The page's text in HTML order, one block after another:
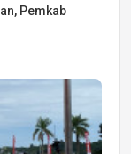
Pemkab